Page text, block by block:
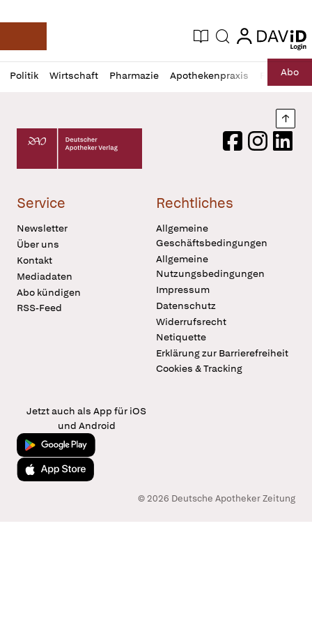
Deutsche Apotheker Zeitung
Aktuelle Ausgabe
Suche login
login
Politik Wirtschaft Pharmazie Apothekenpraxis RechtAbo
Profil
öffnen
Daz
Pur
Deutscher Apotheker Verlag Logo
FacebookInstagram
Service
Newsletter
Über uns
Kontakt
Mediadaten
Abo kündigen
RSS-Feed
Rechtliches
Allgemeine
Geschäftsbedingungen
Allgemeine
Nutzungsbedingungen
Impressum
Datenschutz
Widerrufsrecht
Netiquette
Erklärung zur Barrierefreiheit
Cookies & Tracking
Jetzt auch als App für iOS
und Android
Jetzt bei Google Play
Laden im App Store
© 2026 Deutsche Apotheker Zeitung